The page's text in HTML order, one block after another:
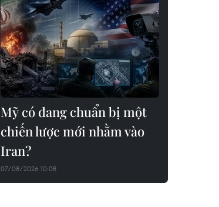
Mỹ có đang chuẩn bị một
chiến lược mới nhằm vào
Iran?
07/08/2026 10:08